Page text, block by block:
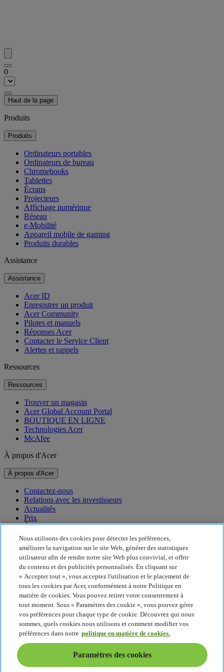
0
Haut de la page
Produits
Produits
Ordinateurs portables
Ordinateurs de bureau
Chromebooks
Tablettes
Écrans
Projecteurs
Affichage numérique
Réseau
e-Mobilité
Appareil mobile de gaming
Produits durables
Assistance
Assistance
Acer ID
Enregistrer un produit
Acer Community
Pilotes et manuels
Réponses Acer
Contacter le Service Client
Alertes et rappels
Ressources
Ressources
Trouver un magasin
Acer Global Account Portal
BOUTIQUE EN LIGNE
Technologies Acer
McAfee
À propos d'Acer
À propos d'Acer
Contactez-nous
Relations avec les investisseurs
Actualités
Prix
Événements
Développement durable
Développement durable
Responsabilité sociale de l'entreprise
Empreinte carbone du produit
Project Humanity
Earthion
Politique de confidentialité
Politique en matière de cookies
Mentions légales
Informations légales supplémentaires
Politique en matière d'accessibilité
Paramètres des cookies
Nous utilisons des cookies pour détecter les préférences,
améliorer la navigation sur le site Web, générer des statistiques
utilisateur afin de rendre notre site Web plus convivial, et offrir
du contenu et des publicités personnalisés. En cliquant sur
« Accepter tout », vous acceptez l'utilisation et le placement de
tous les cookies par Acer, conformément à notre Politique en
matière de cookies. Vous pouvez retirer votre consentement à
tout moment. Sous « Paramètres des cookie », vous pouvez gérer
vos préférences pour chaque type de cookie. Découvrez qui nous
sommes, quels cookies nous utilisons et comment modifier vos
préférences dans notre politique en matière de cookies.
Paramètres des cookies